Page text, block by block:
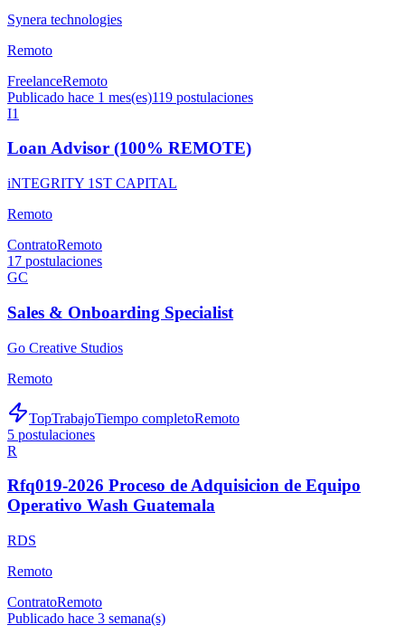
Synera technologies
Remoto
FreelanceRemoto
Publicado hace 1 mes(es)119 postulaciones
I1
Loan Advisor (100% REMOTE)
iNTEGRITY 1ST CAPITAL
Remoto
ContratoRemoto
17 postulaciones
GC
Sales & Onboarding Specialist
Go Creative Studios
Remoto
TopTrabajoTiempo completoRemoto
5 postulaciones
R
Rfq019-2026 Proceso de Adquisicion de Equipo
Operativo Wash Guatemala
RDS
Remoto
ContratoRemoto
Publicado hace 3 semana(s)